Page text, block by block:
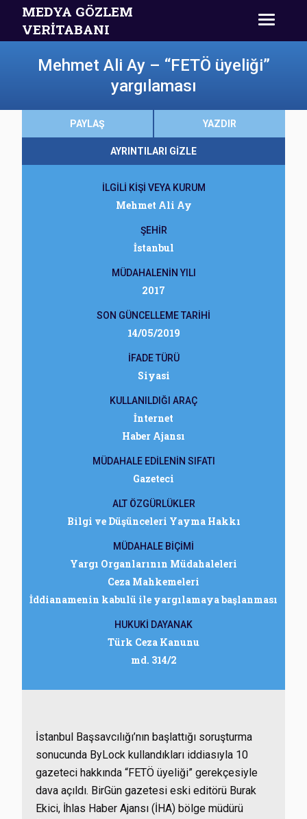
MEDYA GÖZLEM
VERİTABANI
Mehmet Ali Ay – “FETÖ üyeliği”
yargılaması
PAYLAŞ YAZDIR
AYRINTILARI GİZLE
İLGİLİ KİŞİ VEYA KURUM
Mehmet Ali Ay
ŞEHİR
İstanbul
MÜDAHALENİN YILI
2017
SON GÜNCELLEME TARİHİ
14/05/2019
İFADE TÜRÜ
Siyasi
KULLANILDIĞI ARAÇ
İnternet
Haber Ajansı
MÜDAHALE EDİLENİN SIFATI
Gazeteci
ALT ÖZGÜRLÜKLER
Bilgi ve Düşünceleri Yayma Hakkı
MÜDAHALE BİÇİMİ
Yargı Organlarının Müdahaleleri
Ceza Mahkemeleri
İddianamenin kabulü ile yargılamaya başlanması
HUKUKİ DAYANAK
Türk Ceza Kanunu
md. 314/2
İstanbul Başsavcılığı’nın başlattığı soruşturma
sonucunda ByLock kullandıkları iddiasıyla 10
gazeteci hakkında “FETÖ üyeliği” gerekçesiyle
dava açıldı. BirGün gazetesi eski editörü Burak
Ekici, İhlas Haber Ajansı (İHA) bölge müdürü